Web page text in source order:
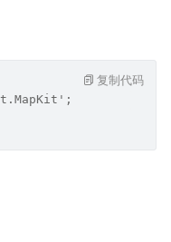
复制代码